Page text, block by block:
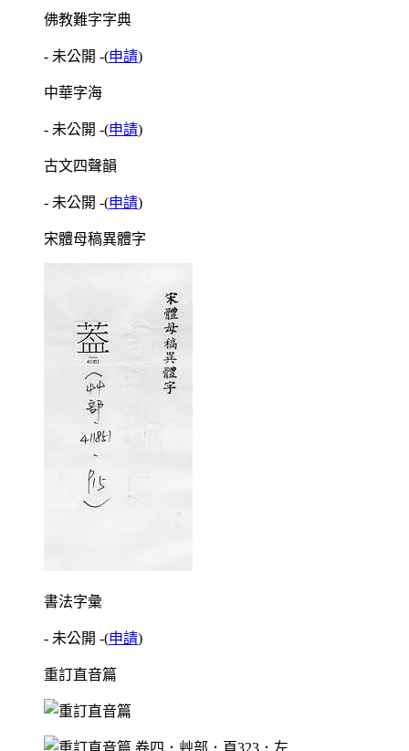
佛教難字字典
- 未公開 -(申請)
中華字海
- 未公開 -(申請)
古文四聲韻
- 未公開 -(申請)
宋體母稿異體字
書法字彙
- 未公開 -(申請)
重訂直音篇